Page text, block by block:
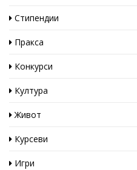
Стипендии
Пракса
Конкурси
Култура
Живот
Курсеви
Игри